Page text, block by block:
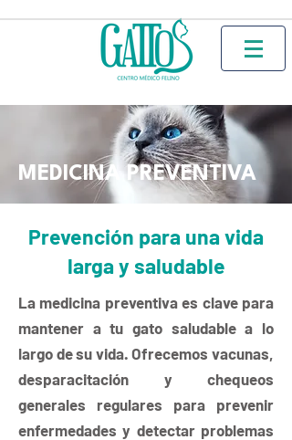
MEDICINA PREVENTIVA
Prevención para una vida
larga y saludable
La medicina preventiva es clave para
mantener a tu gato saludable a lo
largo de su vida. Ofrecemos vacunas,
desparacitación y chequeos
generales regulares para prevenir
enfermedades y detectar problemas